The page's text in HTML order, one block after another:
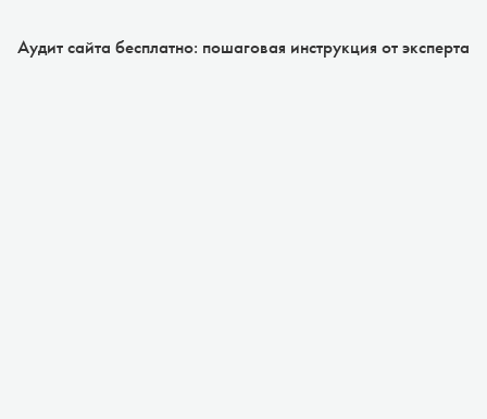
Аудит сайта бесплатно: пошаговая инструкция от эксперта